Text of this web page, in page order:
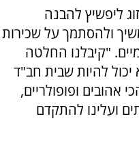
ליפשיץ להבנה
ולהסתמך על שכירות
"קיבלנו החלטה
להיות שבית חב"ד
ופופולריים,
ועלינו להתקדם